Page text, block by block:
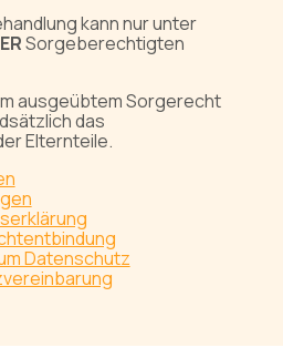
kann nur unter
Sorgeberechtigten
ausgeübtem Sorgerecht
das
Elternteile.
Datenschutz